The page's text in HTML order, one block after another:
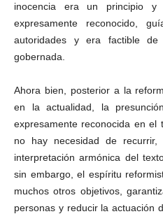
inocencia era un principio
expresamente reconocido,
autoridades y era factible
gobernada.
Ahora bien, posterior a la
en la actualidad, la
expresamente reconocida en el
no hay necesidad de
interpretación armónica del
sin embargo, el espíritu
muchos otros objetivos,
personas y reducir la actuación